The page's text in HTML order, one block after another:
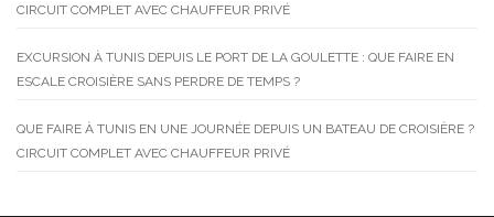
CIRCUIT COMPLET AVEC CHAUFFEUR PRIVÉ
EXCURSION À TUNIS DEPUIS LE PORT DE LA GOULETTE : QUE FAIRE EN
ESCALE CROISIÈRE SANS PERDRE DE TEMPS ?
QUE FAIRE À TUNIS EN UNE JOURNÉE DEPUIS UN BATEAU DE CROISIÈRE ?
CIRCUIT COMPLET AVEC CHAUFFEUR PRIVÉ